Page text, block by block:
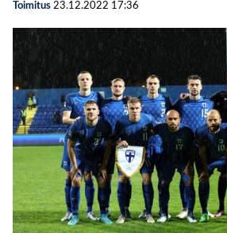
Toimitus 23.12.2022 17:36